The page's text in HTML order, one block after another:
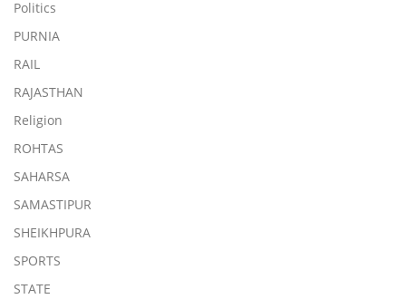
Politics
PURNIA
RAIL
RAJASTHAN
Religion
ROHTAS
SAHARSA
SAMASTIPUR
SHEIKHPURA
SPORTS
STATE